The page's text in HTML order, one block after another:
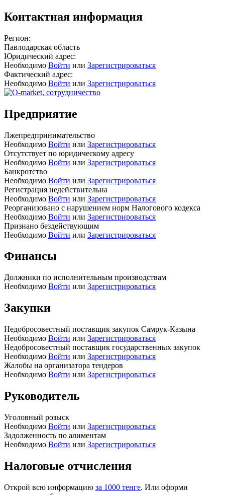
Контактная информация
Регион:
Павлодарская область
Юридический адрес:
Необходимо Войти или Зарегистрироваться
Фактический адрес:
Необходимо Войти или Зарегистрироваться
Предприятие
Лжепредпринимательство
Необходимо Войти или Зарегистрироваться
Отсутствует по юридическому адресу
Необходимо Войти или Зарегистрироваться
Банкротство
Необходимо Войти или Зарегистрироваться
Регистрация недействительна
Необходимо Войти или Зарегистрироваться
Реорганизовано с нарушением норм Налогового кодекса
Необходимо Войти или Зарегистрироваться
Признано бездействующим
Необходимо Войти или Зарегистрироваться
Финансы
Должники по исполнительным производствам
Необходимо Войти или Зарегистрироваться
Закупки
Недобросовестный поставщик закупок Самрук-Казына
Необходимо Войти или Зарегистрироваться
Недобросовестный поставщик государственных закупок
Необходимо Войти или Зарегистрироваться
Жалобы на организатора тендеров
Необходимо Войти или Зарегистрироваться
Руководитель
Уголовный розыск
Необходимо Войти или Зарегистрироваться
Задолженность по алиментам
Необходимо Войти или Зарегистрироваться
Налоговые отчисления
Открой всю информацию за 1000 тенге. Или оформи